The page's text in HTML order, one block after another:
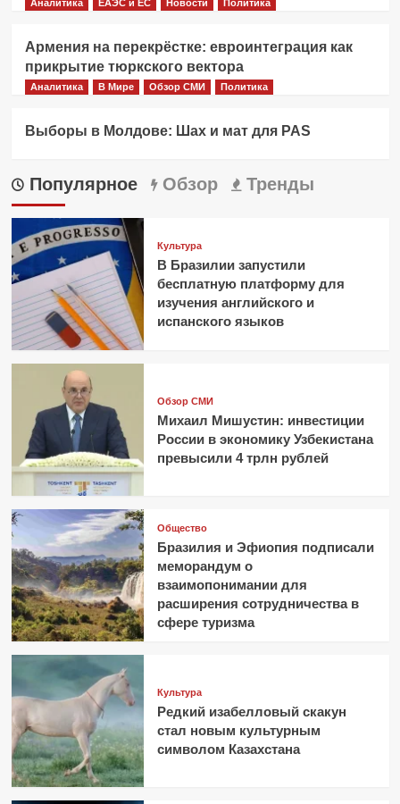
Аналитика ЕАЭС и ЕС Новости Политика
Армения на перекрёстке: евроинтеграция как
прикрытие тюркского вектора
Аналитика В Мире Обзор СМИ Политика
Выборы в Молдове: Шах и мат для PAS
Популярное Обзор Тренды
Культура
В Бразилии запустили
бесплатную платформу для
изучения английского и
испанского языков
Обзор СМИ
Михаил Мишустин: инвестиции
России в экономику Узбекистана
превысили 4 трлн рублей
Общество
Бразилия и Эфиопия подписали
меморандум о
взаимопонимании для
расширения сотрудничества в
сфере туризма
Культура
Редкий изабелловый скакун
стал новым культурным
символом Казахстана